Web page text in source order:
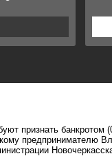
признать банкротом
предпринимателю